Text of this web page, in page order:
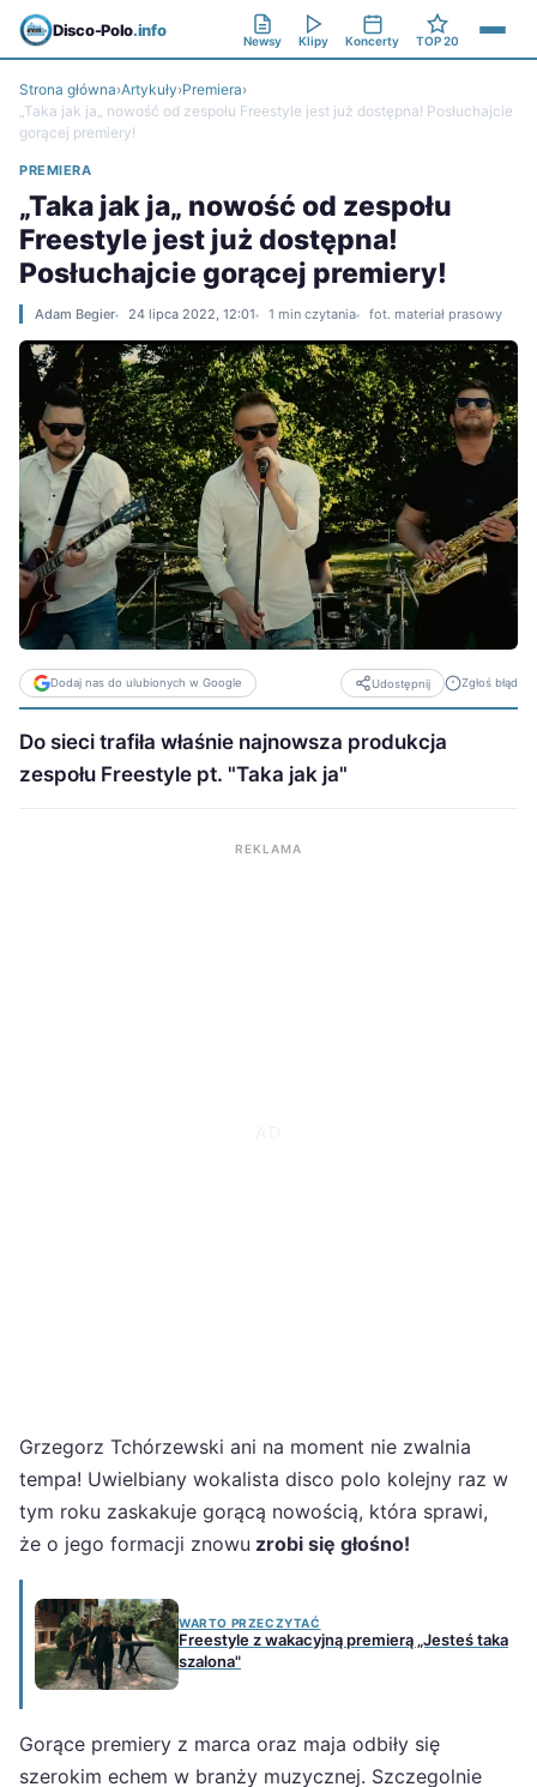
Disco-Polo.info
Newsy Klipy Koncerty TOP 20
Strona główna›Artykuły›Premiera›
„Taka jak ja„ nowość od zespołu Freestyle jest już dostępna! Posłuchajcie
gorącej premiery!
PREMIERA
„Taka jak ja„ nowość od zespołu
Freestyle jest już dostępna!
Posłuchajcie gorącej premiery!
Adam Begier 24 lipca 2022, 12:01 1 min czytania fot. materiał prasowy
Dodaj nas do ulubionych w Google Udostępnij Zgłoś błąd
Do sieci trafiła właśnie najnowsza produkcja
zespołu Freestyle pt. "Taka jak ja"
REKLAMA
Grzegorz Tchórzewski ani na moment nie zwalnia
tempa! Uwielbiany wokalista disco polo kolejny raz w
tym roku zaskakuje gorącą nowością, która sprawi,
że o jego formacji znowu zrobi się głośno!
WARTO PRZECZYTAĆ
Freestyle z wakacyjną premierą „Jesteś taka
szalona"
Gorące premiery z marca oraz maja odbiły się
szerokim echem w branży muzycznej. Szczegolnie